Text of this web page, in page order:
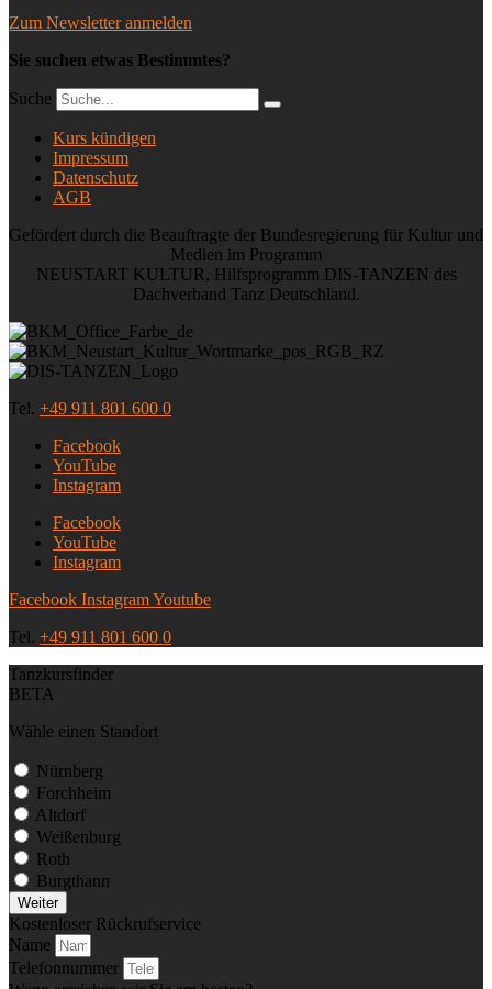
Zum Newsletter anmelden
Sie suchen etwas Bestimmtes?
Suche
Kurs kündigen
Impressum
Datenschutz
AGB
Gefördert durch die Beauftragte der Bundesregierung für Kultur und
Medien im Programm
NEUSTART KULTUR, Hilfsprogramm DIS-TANZEN des
Dachverband Tanz Deutschland.
Tel. +49 911 801 600 0
Facebook
YouTube
Instagram
Facebook
YouTube
Instagram
Facebook InstagramYoutube
Tel. +49 911 801 600 0
Tanzkursfinder
BETA
Wähle einen Standort
Nürnberg
Forchheim
Altdorf
Weißenburg
Roth
Burgthann
Weiter
Kostenloser Rückrufservice
Name
Telefonnummer